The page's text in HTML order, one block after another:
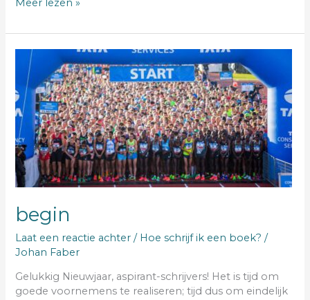
Meer lezen »
begin
Laat een reactie achter / Hoe schrijf ik een boek? /
Johan Faber
Gelukkig Nieuwjaar, aspirant-schrijvers! Het is tijd om
goede voornemens te realiseren; tijd dus om eindelijk
begin